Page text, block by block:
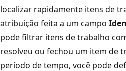
localizar rapidamente itens de
atribuição feita a um campo
pode filtrar itens de trabalho
resolveu ou fechou um item de
período de tempo, você pode